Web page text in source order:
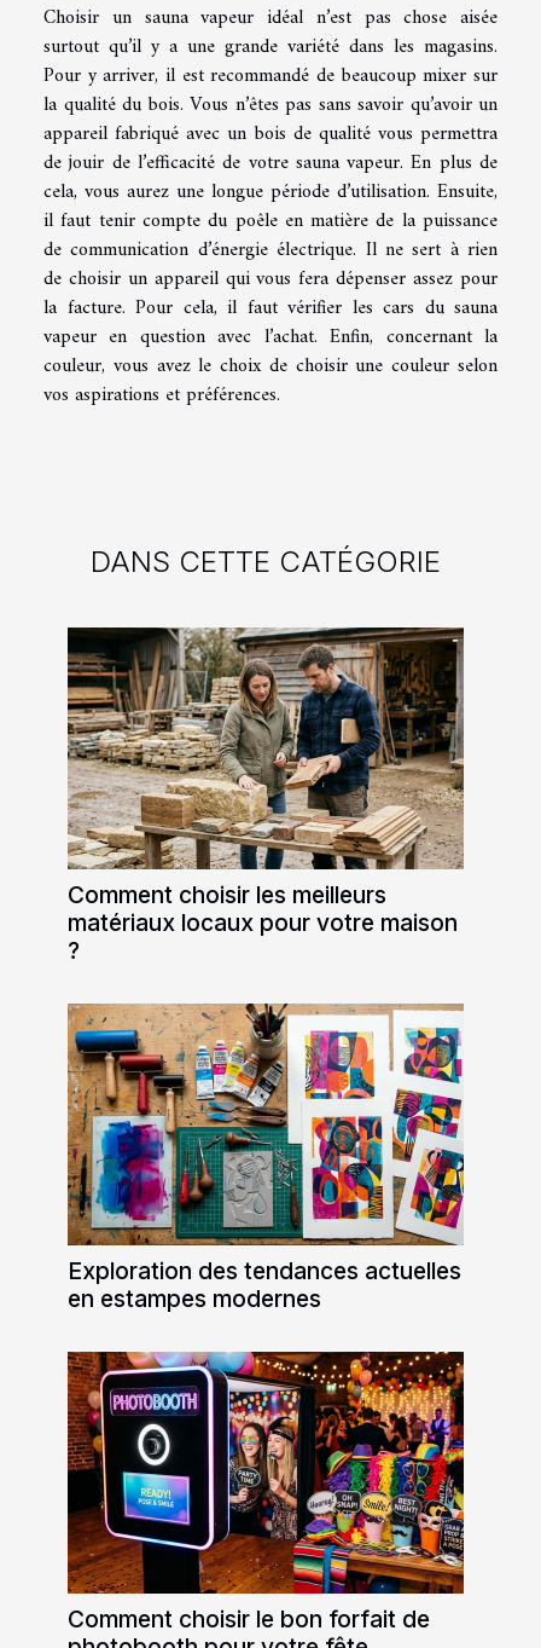
Choisir un sauna vapeur idéal n’est pas chose aisée
surtout qu’il y a une grande variété dans les magasins.
Pour y arriver, il est recommandé de beaucoup mixer sur
la qualité du bois. Vous n’êtes pas sans savoir qu’avoir un
appareil fabriqué avec un bois de qualité vous permettra
de jouir de l’efficacité de votre sauna vapeur. En plus de
cela, vous aurez une longue période d’utilisation. Ensuite,
il faut tenir compte du poêle en matière de la puissance
de communication d’énergie électrique. Il ne sert à rien
de choisir un appareil qui vous fera dépenser assez pour
la facture. Pour cela, il faut vérifier les cars du sauna
vapeur en question avec l’achat. Enfin, concernant la
couleur, vous avez le choix de choisir une couleur selon
vos aspirations et préférences.
DANS CETTE CATÉGORIE
Comment choisir les meilleurs
matériaux locaux pour votre maison
?
Exploration des tendances actuelles
en estampes modernes
Comment choisir le bon forfait de